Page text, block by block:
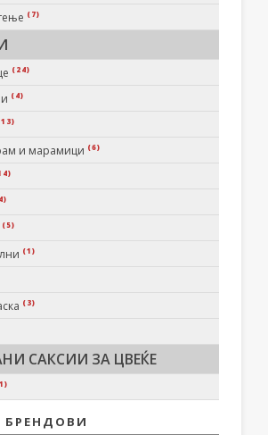
(7)
(24)
(4)
и марамици (6)
(5)
(1)
(3)
САКСИИ ЗА ЦВЕЌЕ
БРЕНДОВИ